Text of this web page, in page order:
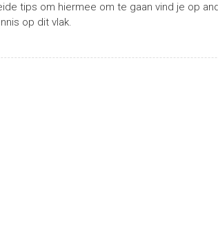
tips om hiermee om te gaan vind je op
op dit vlak.